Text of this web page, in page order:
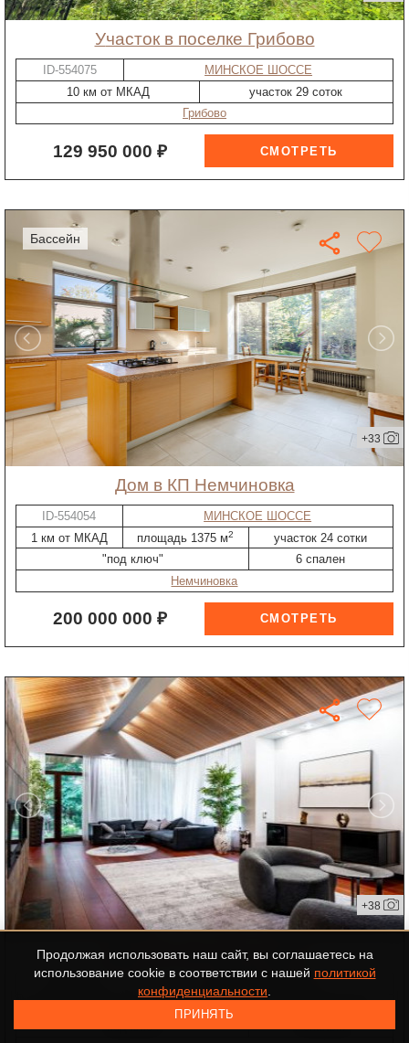
участок в поселке Грибово
ID-554075
МИНСКОЕ ШОССЕ
10 км от МКАД
участок 29 соток
Грибово
129 950 000 ₽
бассейн
+33
дом в КП Немчиновка
ID-554054
МИНСКОЕ ШОССЕ
1 км от МКАД
площадь 1375 м2
участок 24 сотки
"под ключ"
6 спален
Немчиновка
200 000 000 ₽
+38
дом в КП Лесной ручей-3
МИНСКОЕ ШОССЕ
2
"под ключ"
3 спальни
Продолжая использовать наш сайт, вы соглашаетесь на
использование cookie в соответствии с нашей политикой
конфиденциальности
ПРИНЯТЬ